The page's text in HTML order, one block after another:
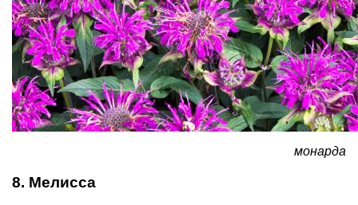
монарда
8. Мелисса